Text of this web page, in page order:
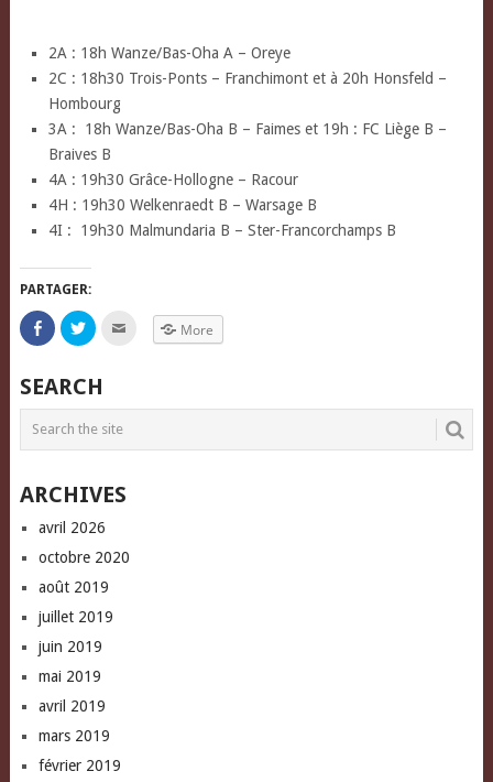
2A : 18h Wanze/Bas-Oha A – Oreye
2C : 18h30 Trois-Ponts – Franchimont et à 20h Honsfeld –
Hombourg
3A : 18h Wanze/Bas-Oha B – Faimes et 19h : FC Liège B –
Braives B
4A : 19h30 Grâce-Hollogne – Racour
4H : 19h30 Welkenraedt B – Warsage B
4I : 19h30 Malmundaria B – Ster-Francorchamps B
PARTAGER:
Click
to
share
Facebook
(Opens
in
window)
Click
to
Twitter
(Opens
in
window)
friend
More
SEARCH
ARCHIVES
avril 2026
octobre 2020
août 2019
juillet 2019
juin 2019
mai 2019
avril 2019
mars 2019
février 2019